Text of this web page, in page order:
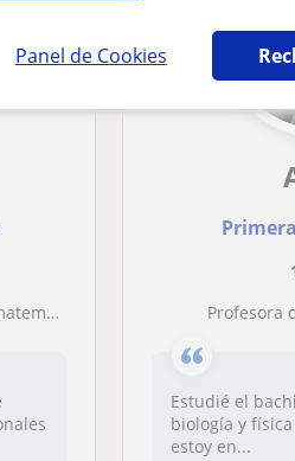
Panel de Cookies
ESO y primaria
Estudié el
biología y
estoy en...